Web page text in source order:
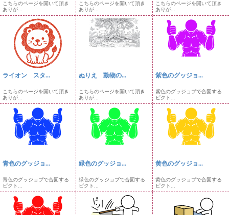
こちらのページを開いて頂き
ありが...
こちらのページを開いて頂き
ありが...
こちらのページを開いて頂き
ありが...
ライオン スタ...
こちらのページを開いて頂き
ありが...
ぬりえ 動物の...
こちらのページを開いて頂き
ありが...
紫色のグッジョ...
紫色のグッジョブで合図する
ピクト...
青色のグッジョ...
青色のグッジョブで合図する
ピクト...
緑色のグッジョ...
緑色のグッジョブで合図する
ピクト...
黄色のグッジョ...
黄色のグッジョブで合図する
ピクト...